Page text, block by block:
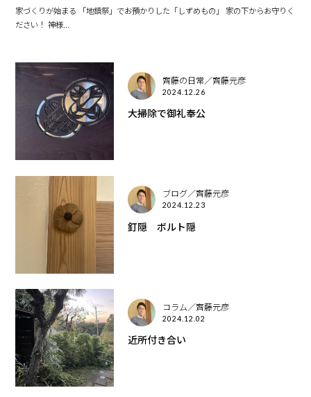
家づくりが始まる 「地鎮祭」でお預かりした「しずめもの」 家の下からお守りく
ださい！ 神様...
齊藤の日常／齊藤元彦
2024.12.26
大掃除で御礼奉公
ブログ／齊藤元彦
2024.12.23
釘隠 ボルト隠
コラム／齊藤元彦
2024.12.02
近所付き合い